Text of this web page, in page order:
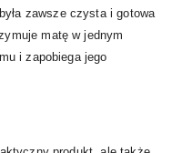
zawsze czysta i gotowa
matę w jednym
i zapobiega jego